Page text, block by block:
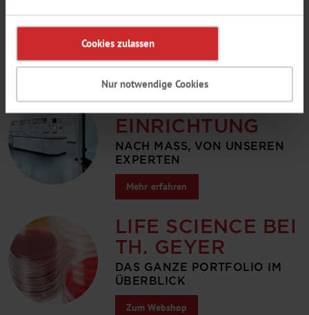
Cookies zulassen
Nur notwendige Cookies
Mehr erfahren
LABOR­
EINRICHTUNG
NACH MASS, VON UNSEREN
EXPERTEN
Mehr erfahren
LIFE SCIENCE BEI
TH. GEYER
DAS GANZE PORTFOLIO IM
ÜBERBLICK
Zum Webshop